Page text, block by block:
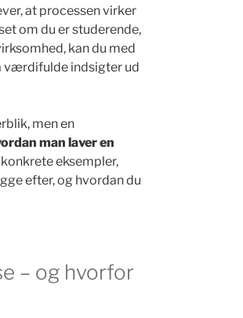
at processen virker
om du er studerende,
kan du med
værdifulde indsigter ud
men en
man laver en
eksempler,
efter, og hvordan du
– og hvorfor